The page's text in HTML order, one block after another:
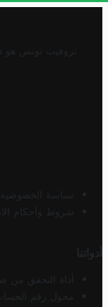
تروفيت تونس هو
سياسة الخصوصية
شروط وأحكام
أدواتنا
أداة التحقق من
محول رقم